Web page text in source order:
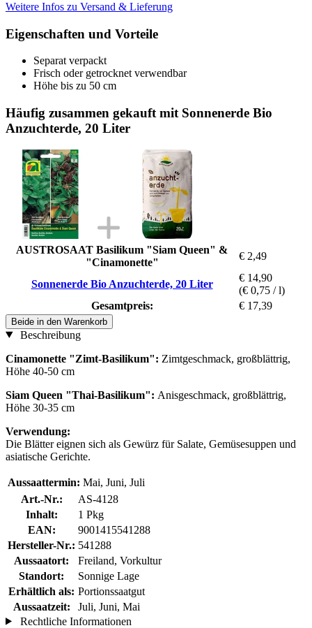
Weitere Infos zu Versand & Lieferung
Eigenschaften und Vorteile
Separat verpackt
Frisch oder getrocknet verwendbar
Höhe bis zu 50 cm
Häufig zusammen gekauft mit Sonnenerde Bio
Anzuchterde, 20 Liter
AUSTROSAAT Basilikum "Siam Queen" &
"Cinamonette"
€ 2,49
Sonnenerde Bio Anzuchterde, 20 Liter
€ 14,90
(€ 0,75 / l)
Gesamtpreis:
€ 17,39
Beide in den Warenkorb
Beschreibung
Cinamonette "Zimt-Basilikum": Zimtgeschmack, großblättrig,
Höhe 40-50 cm
Siam Queen "Thai-Basilikum": Anisgeschmack, großblättrig,
Höhe 30-35 cm
Verwendung:
Die Blätter eignen sich als Gewürz für Salate, Gemüsesuppen und
asiatische Gerichte.
Aussaattermin: Mai, Juni, Juli
Art.-Nr.:
AS-4128
Inhalt:
1 Pkg
EAN:
9001415541288
Hersteller-Nr.: 541288
Aussaatort:
Freiland, Vorkultur
Standort:
Sonnige Lage
Erhältlich als: Portionssaatgut
Aussaatzeit:
Juli, Juni, Mai
Rechtliche Informationen